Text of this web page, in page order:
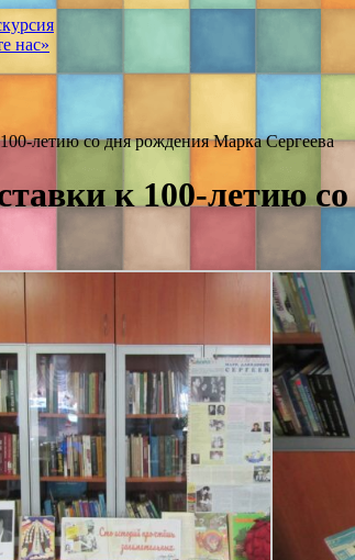
нас»
летию со дня рождения Марка Сергеева
к 100-летию